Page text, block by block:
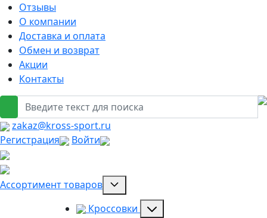
Отзывы
О компании
Доставка и оплата
Обмен и возврат
Акции
Контакты
zakaz@kross-sport.ru
Регистрация
Войти
Ассортимент товаров
Кроссовки